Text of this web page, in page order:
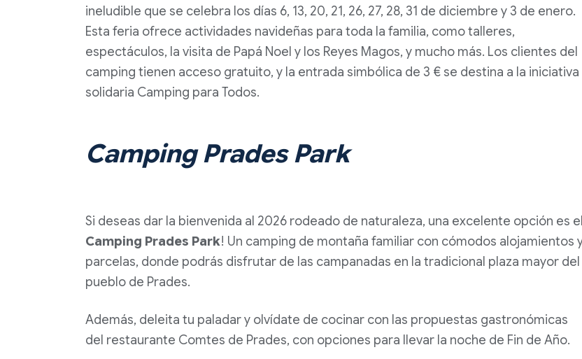
ineludible que se celebra los días 6, 13, 20, 21, 26, 27, 28, 31 de diciembre y 3 de enero.
Esta feria ofrece actividades navideñas para toda la familia, como talleres,
espectáculos, la visita de Papá Noel y los Reyes Magos, y mucho más. Los clientes del
camping tienen acceso gratuito, y la entrada simbólica de 3 € se destina a la iniciativa
solidaria Camping para Todos.
Camping Prades Park
Si deseas dar la bienvenida al 2026 rodeado de naturaleza, una excelente opción es el
Camping Prades Park! Un camping de montaña familiar con cómodos alojamientos
parcelas, donde podrás disfrutar de las campanadas en la tradicional plaza mayor del
pueblo de Prades.
Además, deleita tu paladar y olvídate de cocinar con las propuestas gastronómicas
del restaurante Comtes de Prades, con opciones para llevar la noche de Fin de Año.